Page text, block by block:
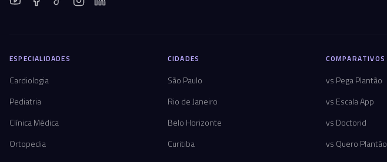
ESPECIALIDADES
Cardiologia
Pediatria
Clínica Médica
Ortopedia
CIDADES
São Paulo
Rio de Janeiro
Belo Horizonte
Curitiba
COMPARATIVOS
vs Pega Plantão
vs Escala App
vs Doctorid
vs Quero Plantão